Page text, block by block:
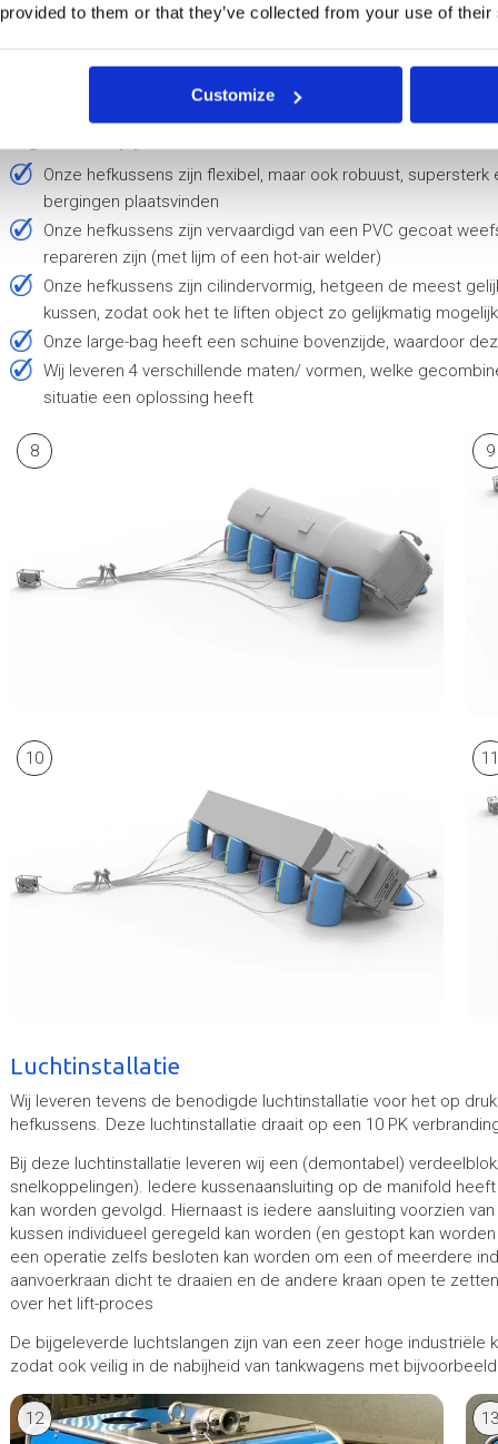
to them or that they’ve collected from your use of
Customize
Onze hefkussens zijn flexibel, maar ook robuust, supersterk en opgewassen tegen de omstandigheden waarin
bergingen plaatsvinden
Onze hefkussens zijn vervaardigd van een PVC gecoat weefsel, zodat deze zeer eenvoudig op locatie te
repareren zijn (met lijm of een hot-air welder)
Onze hefkussens zijn cilindervormig, hetgeen de meest gelijkmatige spanningen en belastingen geeft in het
kussen, zodat ook het te liften object zo gelijkmatig
Onze large-bag heeft een schuine bovenzijde, waardoor
Wij leveren 4 verschillende maten/ vormen, welke gecombineerd kunnen worden zodat u voor vrijwel iedere
situatie een oplossing heeft
8 9
10 11
Luchtinstallatie
Wij leveren tevens de benodigde luchtinstallatie voor het op
hefkussens. Deze luchtinstallatie draait op een 10 PK
Bij deze luchtinstallatie leveren wij een (demontabel)
snelkoppelingen). Iedere kussenaansluiting op de manifold
kan worden gevolgd. Hiernaast is iedere aansluiting voorzien
kussen individueel geregeld kan worden (en gestopt kan
een operatie zelfs besloten kan worden om een of meerdere
aanvoerkraan dicht te draaien en de andere kraan open te
over het lift-proces
De bijgeleverde luchtslangen zijn van een zeer hoge
zodat ook veilig in de nabijheid van tankwagens met
12 13